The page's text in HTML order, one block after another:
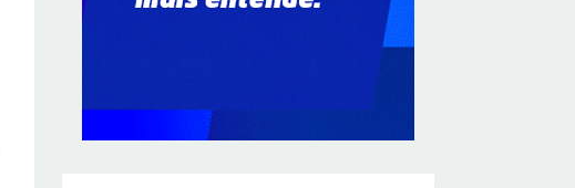
invasivo para obstruções nas artérias do
Sala de Concerto, da Rádio MEC, celebra
Radamés Gnattali nesta sexta